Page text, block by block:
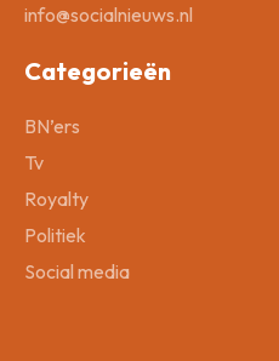
info@socialnieuws.nl
Categorieën
BN’ers
Tv
Royalty
Politiek
Social media